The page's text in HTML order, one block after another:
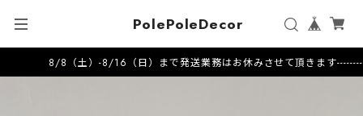
PolePoleDecor
8/8（土）-8/16（日）まで発送業務はお休みさせて頂きます